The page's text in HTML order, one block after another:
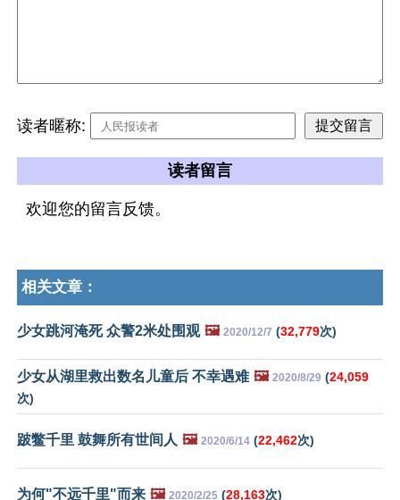
读者暱称:
读者留言
欢迎您的留言反馈。
相关文章：
少女跳河淹死 众警2米处围观 🖼️ 2020/12/7 (32,779次)
少女从湖里救出数名儿童后 不幸遇难 🖼️ 2020/8/29 (24,059
次)
跛鳖千里 鼓舞所有世间人 🖼️ 2020/6/14 (22,462次)
为何"不远千里"而来 🖼️ 2020/2/25 (28,163次)